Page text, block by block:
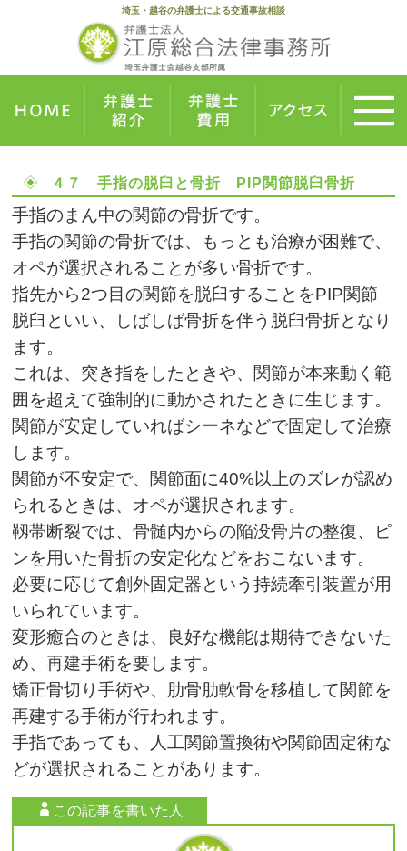
埼玉・越谷の弁護士による交通事故相談
４７ 手指の脱臼と骨折 PIP関節脱臼骨折
手指のまん中の関節の骨折です。
手指の関節の骨折では、もっとも治療が困難で、
オペが選択されることが多い骨折です。
指先から2つ目の関節を脱臼することをPIP関節
脱臼といい、しばしば骨折を伴う脱臼骨折となり
ます。
これは、突き指をしたときや、関節が本来動く範
囲を超えて強制的に動かされたときに生じます。
関節が安定していればシーネなどで固定して治療
します。
関節が不安定で、関節面に40%以上のズレが認め
られるときは、オペが選択されます。
靱帯断裂では、骨髄内からの陥没骨片の整復、ピ
ンを用いた骨折の安定化などをおこないます。
必要に応じて創外固定器という持続牽引装置が用
いられています。
変形癒合のときは、良好な機能は期待できないた
め、再建手術を要します。
矯正骨切り手術や、肋骨肋軟骨を移植して関節を
再建する手術が行われます。
手指であっても、人工関節置換術や関節固定術な
どが選択されることがあります。
この記事を書いた人